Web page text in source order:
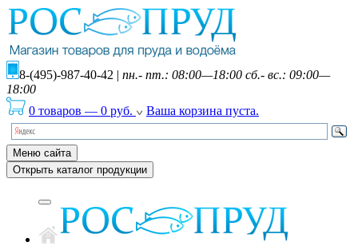
8-(495)-987-40-42 | пн.- пт.: 08:00—18:00 сб.- вс.: 09:00—
18:00
0 товаров — 0 руб. Ваша корзина пуста.
Меню сайта
Открыть каталог продукции